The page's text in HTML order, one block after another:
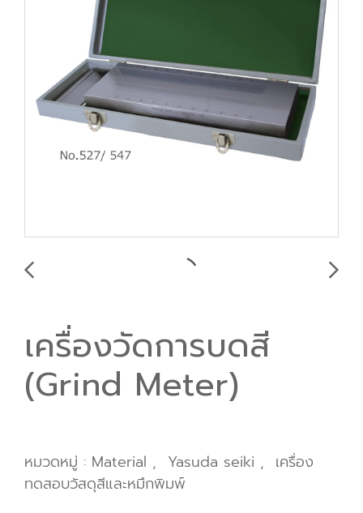
เครื่องวัดการบดสี
(Grind Meter)
หมวดหมู่ : Material , Yasuda seiki , เครื่อง
ทดสอบวัสดุสีและหมึกพิมพ์